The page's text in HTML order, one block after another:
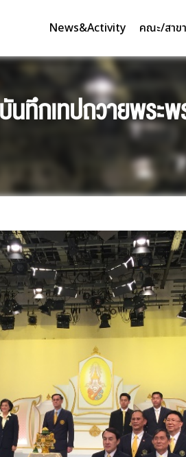
News&Activity คณะ/สาขา
กเทปถวายพระพ